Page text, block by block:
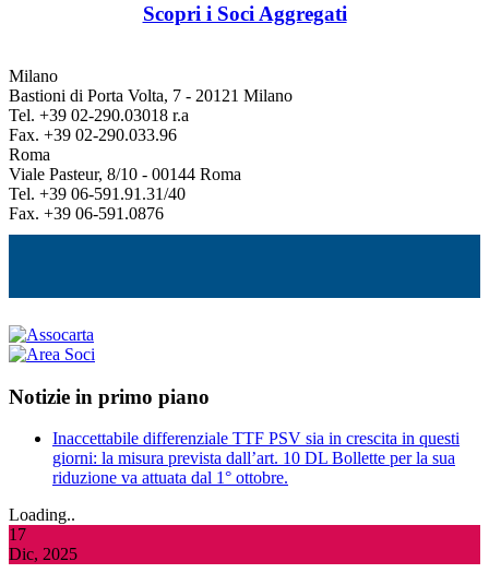
Scopri i Soci Aggregati
Milano
Bastioni di Porta Volta, 7 - 20121 Milano
Tel. +39 02-290.03018 r.a
Fax. +39 02-290.033.96
Roma
Viale Pasteur, 8/10 - 00144 Roma
Tel. +39 06-591.91.31/40
Fax. +39 06-591.0876
Notizie in primo piano
Inaccettabile differenziale TTF PSV sia in crescita in questi
giorni: la misura prevista dall’art. 10 DL Bollette per la sua
riduzione va attuata dal 1° ottobre.
Loading..
17
Dic, 2025